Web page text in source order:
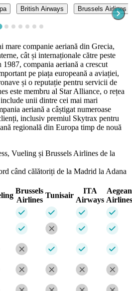
British Airways Brussels Airlines
mare companie aeriană din Grecia,
cât și internaționale către peste
compania aeriană a crescut
pe piața europeană a aviației,
și o reputație pentru servicii de
este membru al Star Alliance, o rețea
unii dintre cei mai mari
aeriană a câștigat numeroase
inclusiv premiul Skytrax pentru
regională din Europa timp de nouă
Vueling și Brussels Airlines de la
când călătoriți de la Madrid la Adana
Brussels
Airlines
Tunisair
ITA
Airways
Aegean
Airlines